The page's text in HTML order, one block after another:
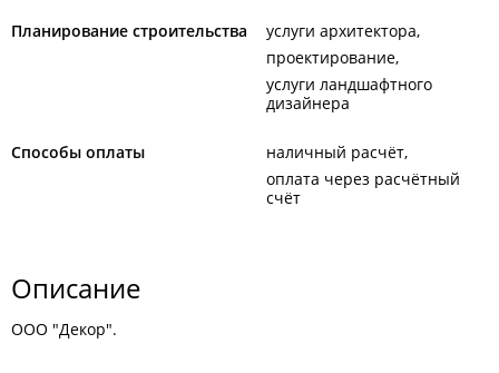
Планирование строительства
услуги архитектора
проектирование
услуги ландшафтного
дизайнера
Способы оплаты
наличный расчёт
оплата через расчётный
счёт
Описание
ООО "Декор".